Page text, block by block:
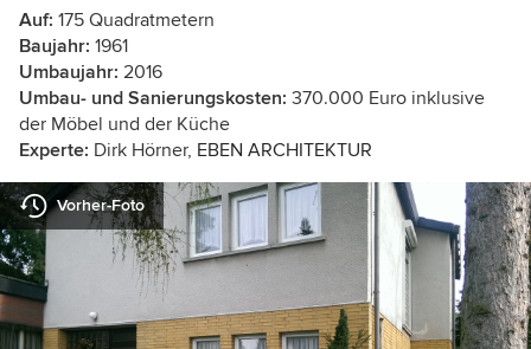
Auf: 175 Quadratmetern
Baujahr: 1961
Umbaujahr: 2016
Umbau- und Sanierungskosten: 370.000 Euro inklusive
der Möbel und der Küche
Experte: Dirk Hörner, EBEN ARCHITEKTUR
Vorher-Foto